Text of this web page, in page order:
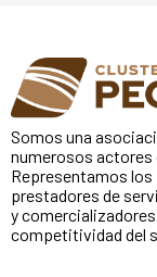
Somos una
numerosos actores
Representamos
prestadores de
y
competitividad del